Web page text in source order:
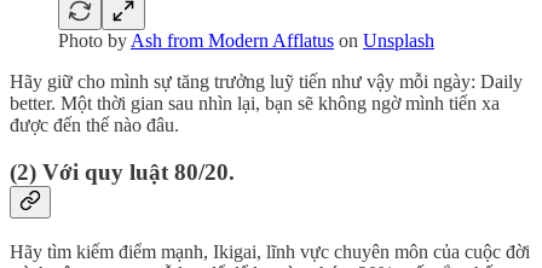
Photo by Ash from Modern Afflatus on Unsplash
Hãy giữ cho mình sự tăng trưởng luỹ tiến như vậy mỗi ngày: Daily
better. Một thời gian sau nhìn lại, bạn sẽ không ngờ mình tiến xa
được đến thế nào đâu.
(2) Với quy luật 80/20.
Hãy tìm kiếm điểm mạnh, Ikigai, lĩnh vực chuyên môn của cuộc đời